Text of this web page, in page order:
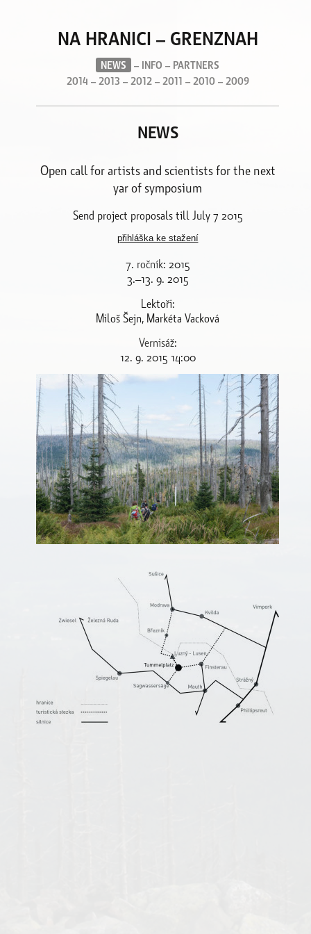
NA HRANICI – GRENZNAH
NEWS – INFO – PARTNERS
2014 – 2013 – 2012– 2011 – 2010 – 2009
NEWS
Open call for artists and scientists for the next
yar of symposium
Send project proposals till July 7 2015
přihláška ke stažení
7. ročník: 2015
3.–13. 9. 2015
Lektoři:
Miloš Šejn, Markéta Vacková
Vernisáž:
12. 9. 2015 14:00